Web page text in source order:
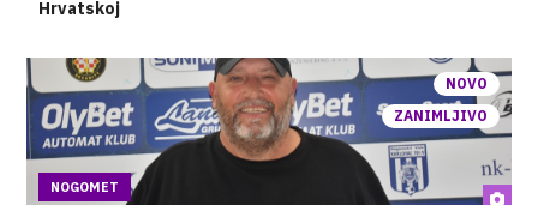
Hrvatskoj
NOVO
ZANIMLJIVO
NOGOMET